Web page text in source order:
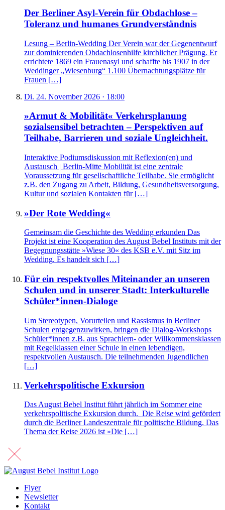
Der Berliner Asyl-Verein für Obdachlose –
Toleranz und humanes Grundverständnis
Lesung – Berlin-Wedding Der Verein war der Gegenentwurf
zur dominierenden Obdachlosenhilfe kirchlicher Prägung. Er
errichtete 1869 ein Frauenasyl und schaffte bis 1907 in der
Weddinger „Wiesenburg“ 1.100 Übernachtungsplätze für
Frauen […]
Di. 24. November 2026 · 18:00
»Armut & Mobilität« Verkehrsplanung
sozialsensibel betrachten – Perspektiven auf
Teilhabe, Barrieren und soziale Ungleichheit.
Interaktive Podiumsdiskussion mit Reflexion(en) und
Austausch | Berlin-Mitte Mobilität ist eine zentrale
Voraussetzung für gesellschaftliche Teilhabe. Sie ermöglicht
z.B. den Zugang zu Arbeit, Bildung, Gesundheitsversorgung,
Kultur und sozialen Kontakten für […]
»Der Rote Wedding«
Gemeinsam die Geschichte des Wedding erkunden Das
Projekt ist eine Kooperation des August Bebel Instituts mit der
Begegnungsstätte »Wiese 30« des KSB e.V. mit Sitz im
Wedding. Es handelt sich […]
Für ein respektvolles Miteinander an unseren
Schulen und in unserer Stadt: Interkulturelle
Schüler*innen-Dialoge
Um Stereotypen, Vorurteilen und Rassismus in Berliner
Schulen entgegenzuwirken, bringen die Dialog-Workshops
Schüler*innen z.B. aus Sprachlern- oder Willkommensklassen
mit Regelklassen einer Schule in einen lebendigen,
respektvollen Austausch. Die teilnehmenden Jugendlichen
[…]
Verkehrspolitische Exkursion
Das August Bebel Institut führt jährlich im Sommer eine
verkehrspolitische Exkursion durch. Die Reise wird gefördert
durch die Berliner Landeszentrale für politische Bildung. Das
Thema der Reise 2026 ist »Die […]
Flyer
Newsletter
Kontakt